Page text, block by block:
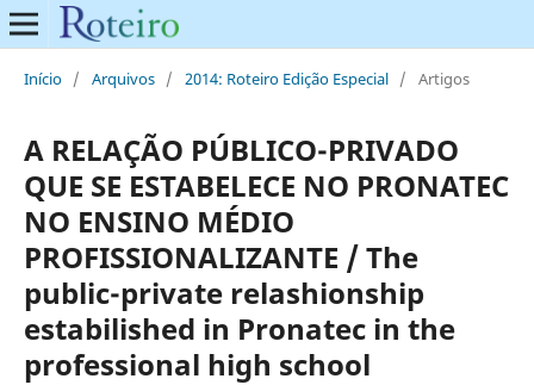
Início / Arquivos / 2014: Roteiro Edição Especial / Artigos
A RELAÇÃO PÚBLICO-PRIVADO
QUE SE ESTABELECE NO PRONATEC
NO ENSINO MÉDIO
PROFISSIONALIZANTE / The
public-private relashionship
estabilished in Pronatec in the
professional high school